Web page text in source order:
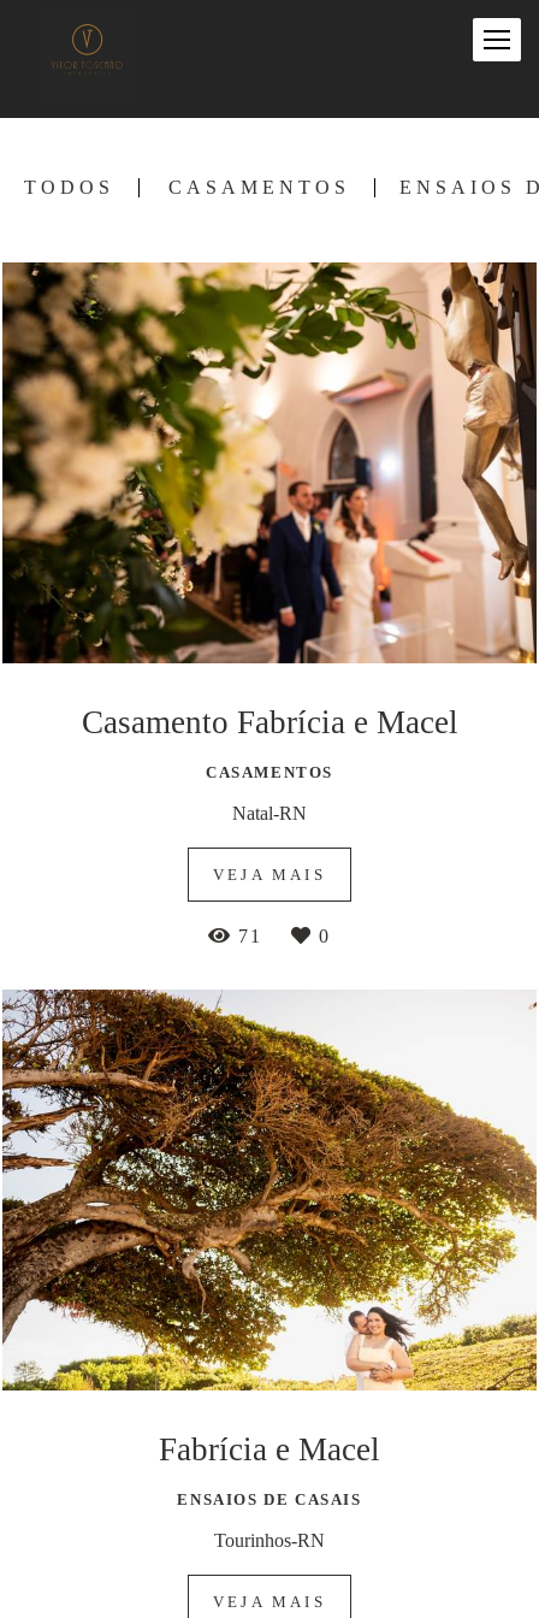
TODOS CASAMENTOS ENSAIOS
Casamento Fabrícia e Macel
CASAMENTOS
Natal-RN
VEJA MAIS
71 0
Fabrícia e Macel
ENSAIOS DE CASAIS
Tourinhos-RN
VEJA MAIS